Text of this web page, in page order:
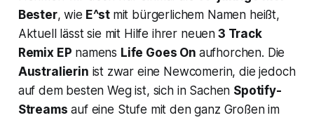
Bester, wie E^st mit bürgerlichem Namen heißt,
Aktuell lässt sie mit Hilfe ihrer neuen 3 Track
Remix EP namens Life Goes On aufhorchen. Die
Australierin ist zwar eine Newcomerin, die jedoch
auf dem besten Weg ist, sich in Sachen Spotify-
Streams auf eine Stufe mit den ganz Großen im